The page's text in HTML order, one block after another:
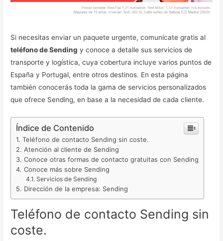
Si necesitas enviar un paquete urgente, comunícate gratis al
teléfono de Sending y conoce a detalle sus servicios de
transporte y logística, cuya cobertura incluye varios puntos de
España y Portugal, entre otros destinos. En esta página
también conocerás toda la gama de servicios personalizados
que ofrece Sending, en base a la necesidad de cada cliente.
Índice de Contenido
Teléfono de contacto Sending sin coste.
Atención al cliente de Sending
Conoce otras formas de contacto gratuitas con Sending
Conoce más sobre Sending
Servicios de Sending
Dirección de la empresa: Sending
Teléfono de contacto Sending sin
coste.